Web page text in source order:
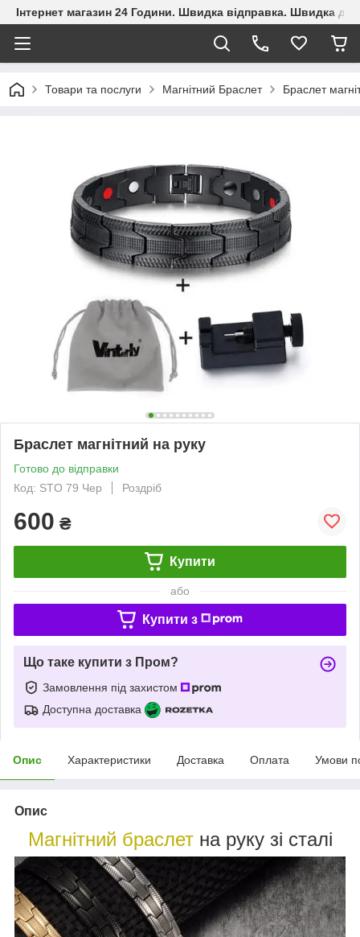
Інтернет магазин 24 Години. Швидка відправка. Швидка
Товари та послуги Магнітний Браслет Браслет
Браслет магнітний на руку
Готово до відправки
Код: STO 79 Чер
Роздріб
600 ₴
Купити
або
Купити з
Що таке купити з Пром?
Замовлення під захистом
Доступна доставка
Опис Характеристики Доставка Оплата Умови
Опис
Магнітний браслетна руку зі сталі